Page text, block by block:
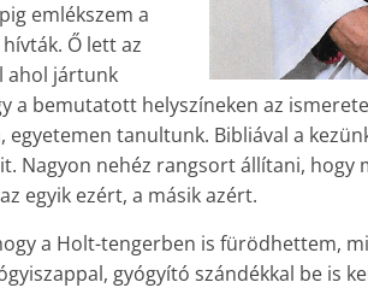
emlékszem a
Ő lett az
ahol jártunk
a bemutatott helyszíneken az
tanultunk. Bibliával a
Nagyon nehéz rangsort állítani, hogy
egyik ezért, a másik azért.
a Holt-tengerben is fürödhettem,
gyógyító szándékkal be is